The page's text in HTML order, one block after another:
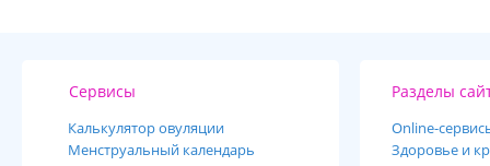
Сервисы
Калькулятор овуляции
Менструальный календарь
Разделы
Online-
Здоровье и